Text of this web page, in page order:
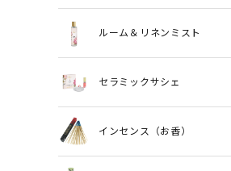
ルーム＆リネンミスト
セラミックサシェ
インセンス（お香）